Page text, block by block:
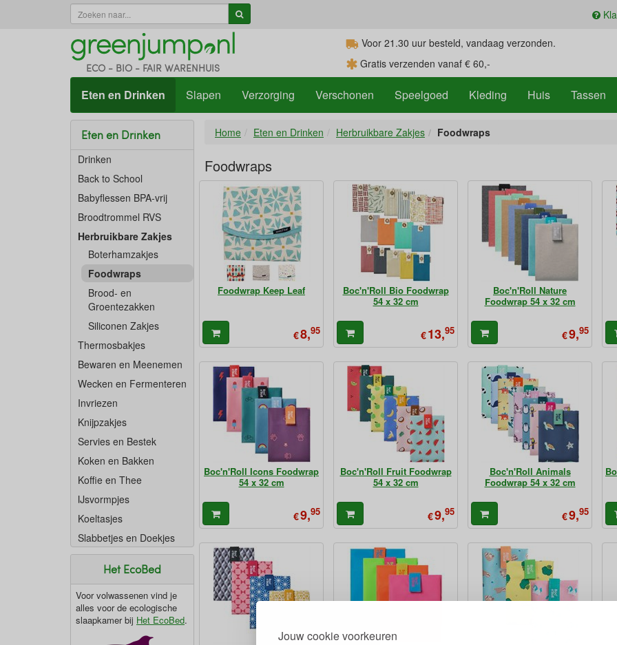
Jouw cookie voorkeuren
ECO - BIO - FAIR WARENHUIS
Voor 21.30 uur besteld, vandaag verzonden.
Gratis verzenden vanaf € 60,-
Eten en Drinken Slapen Verzorging Verschonen Speelgoed Kleding Huis Tassen
Eten en Drinken
Drinken
Back to School
Babyflessen BPA-vrij
Broodtrommel RVS
Herbruikbare Zakjes
Boterhamzakjes
Foodwraps
Brood- en
Groentezakken
Siliconen Zakjes
Thermosbakjes
Bewaren en Meenemen
Wecken en Fermenteren
Invriezen
Knijpzakjes
Servies en Bestek
Koken en Bakken
Koffie en Thee
IJsvormpjes
Koeltasjes
Slabbetjes en Doekjes
Het EcoBed
Voor volwassenen vind je
alles voor de ecologische
slaapkamer bij Het EcoBed.
Home Eten en Drinken Herbruikbare Zakjes Foodwraps
Foodwraps
Foodwrap Keep Leaf
€8,95
Boc'n'Roll Bio Foodwrap
54 x 32 cm
€13,95
Boc'n'Roll Nature
Foodwrap 54 x 32 cm
€9,95
Boc'n'Roll Icons Foodwrap
54 x 32 cm
€9,95
Boc'n'Roll Fruit Foodwrap
54 x 32 cm
€9,95
Boc'n'Roll Animals
Foodwrap 54 x 32 cm
€9,95